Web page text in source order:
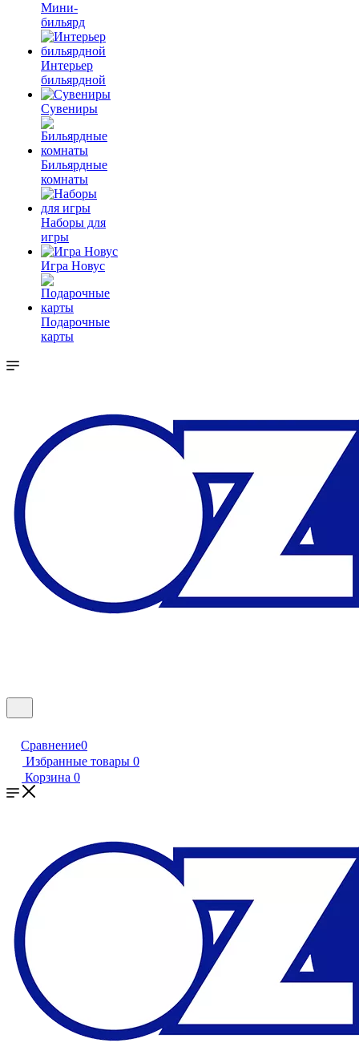
Мини-
бильярд
Интерьер
бильярдной
Сувениры
Бильярдные
комнаты
Наборы для
игры
Игра Новус
Подарочные
карты
Сравнение0
Избранные товары 0
Корзина 0